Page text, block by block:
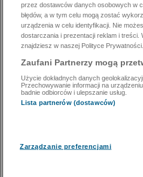
przez dostawców danych osobowych w
błędów, a w tym celu mogą zostać
urządzenia w celu identyfikacji. Nie
dostarczania i prezentacji reklam i treści.
znajdziesz w naszej Polityce Prywatności.
Zaufani Partnerzy mogą
Użycie dokładnych danych
Przechowywanie informacji na
badnie odbiorców i ulepszanie usług.
Lista partnerów (dostawców)
Zarządzanie preferencjami